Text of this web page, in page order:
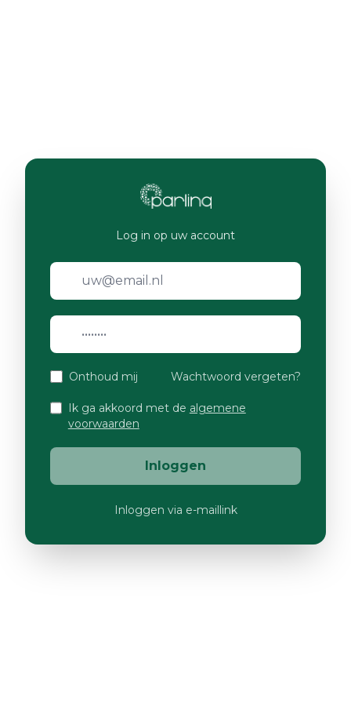
Log in op uw account
Onthoud mij Wachtwoord vergeten?
Ik ga akkoord met de algemene
voorwaarden
Inloggen
Inloggen via e-maillink